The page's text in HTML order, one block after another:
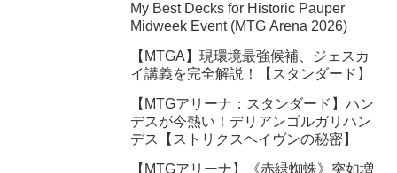
My Best Decks for Historic Pauper
Midweek Event (MTG Arena 2026)
【MTGA】現環境最強候補、ジェスカ
イ講義を完全解説！【スタンダード】
【MTGアリーナ：スタンダード】ハン
デスが今熱い！デリアンゴルガリハン
デス【ストリクスヘイヴンの秘密】
【MTGアリーナ】《赤緑蜘蛛》突如増